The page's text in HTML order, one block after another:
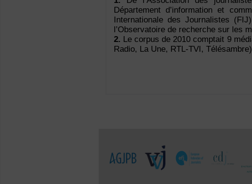
Département d’information et
Internationale des Journalistes
l’Observatoire de recherche sur les
2. Le corpus de 2010 comptait 9
Radio, La Une, RTL-TVI,